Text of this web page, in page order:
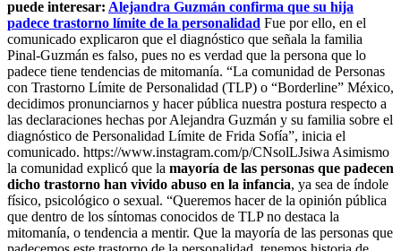
puede interesar: Alejandra Guzmán confirma que su hija
padece trastorno límite de la personalidad Fue por ello, en el
comunicado explicaron que el diagnóstico que señala la familia
Pinal-Guzmán es falso, pues no es verdad que la persona que lo
padece tiene tendencias de mitomanía. “La comunidad de Personas
con Trastorno Límite de Personalidad (TLP) o “Borderline” México,
decidimos pronunciarnos y hacer pública nuestra postura respecto a
las declaraciones hechas por Alejandra Guzmán y su familia sobre el
diagnóstico de Personalidad Límite de Frida Sofía”, inicia el
comunicado. https://www.instagram.com/p/CNsolLJsiwa Asimismo
la comunidad explicó que la mayoría de las personas que padecen
dicho trastorno han vivido abuso en la infancia, ya sea de índole
físico, psicológico o sexual. “Queremos hacer de la opinión pública
que dentro de los síntomas conocidos de TLP no destaca la
mitomanía, o tendencia a mentir. Que la mayoría de las personas que